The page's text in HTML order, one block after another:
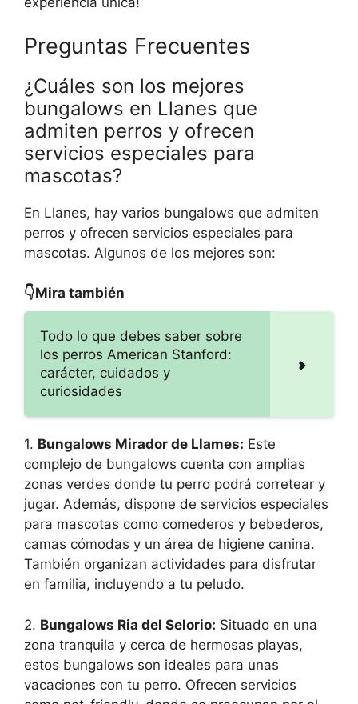
Preguntas Frecuentes
¿Cuáles son los mejores
bungalows en Llanes que
admiten perros y ofrecen
servicios especiales para
mascotas?
En Llanes, hay varios bungalows que admiten
perros y ofrecen servicios especiales para
mascotas. Algunos de los mejores son:
👇Mira también
Todo lo que debes saber sobre
los perros American Stanford:
carácter, cuidados y
curiosidades
1. Bungalows Mirador de Llames: Este
complejo de bungalows cuenta con amplias
zonas verdes donde tu perro podrá corretear y
jugar. Además, dispone de servicios especiales
para mascotas como comederos y bebederos,
camas cómodas y un área de higiene canina.
También organizan actividades para disfrutar
en familia, incluyendo a tu peludo.
2. Bungalows Ria del Selorio: Situado en una
zona tranquila y cerca de hermosas playas,
estos bungalows son ideales para unas
vacaciones con tu perro. Ofrecen servicios